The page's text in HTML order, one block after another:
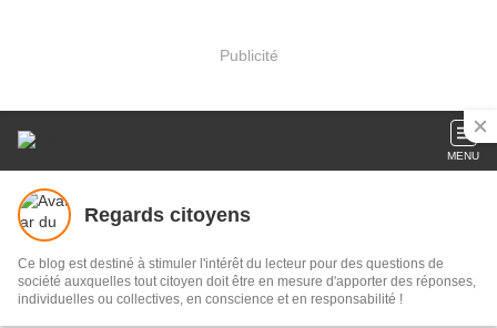
Publicité
MENU
Regards citoyens
Ce blog est destiné à stimuler l'intérêt du lecteur pour des questions de
société auxquelles tout citoyen doit être en mesure d'apporter des réponses,
individuelles ou collectives, en conscience et en responsabilité !